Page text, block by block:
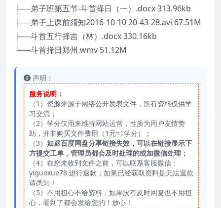
├──弟子班第五节-斗首择日（一）.docx 313.96kb
├──弟子上课前须知2016-10-10 20-43-28.avi 67.51M
├──斗首五行择吉（林）.docx 330.16kb
└──斗首择日郑州.wmv 51.12M
声明：
服务说明：
（1）资源来源于网络公开发表文件，所有资料仅供学
习交流；
（2）学分仅用来维持网站运营，性质为用户友情赞
助，并非购买文件费用（1元=1学分）；
（3） 如遇百度网盘分享链接失效，可以在链接显示下
方提交工单，管理员都会及时处理的或加微信处理；
（4）在您未收到文件之前，可以联系客服微信：
yiguoxue78 进行退款；如果已经获取资料是无法退款
请悉知！
（5）不用担心不给资料，如果没有及时回复也不用担
心，看到了都会发给您的！放心！